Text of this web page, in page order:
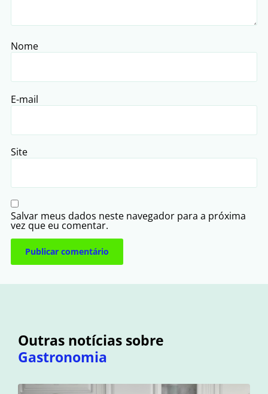
Nome
E-mail
Site
Salvar meus dados neste navegador para a próxima
vez que eu comentar.
Outras notícias sobre
Gastronomia